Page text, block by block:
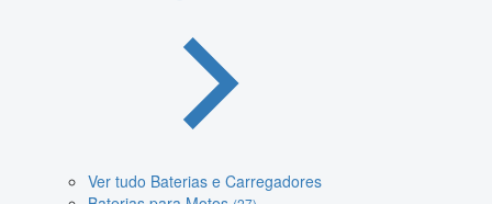
Ver tudo Baterias e Carregadores